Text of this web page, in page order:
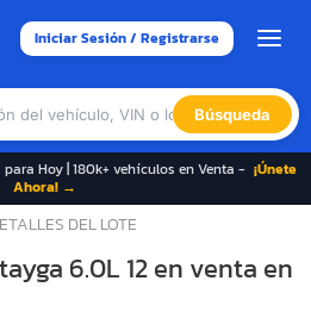
Iniciar Sesión / Registrarse
Búsqueda
Hoy | 180k+ vehículos en Venta - ¡Únete
Ahora! →
DEL LOTE
6.0L 12 en venta en